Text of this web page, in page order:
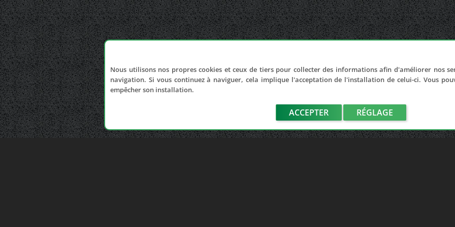
Nous utilisons nos propres cookies et ceux de tiers pour collecter des informations afin d'améliorer nos
navigation. Si vous continuez à naviguer, cela implique l'acceptation de l'installation de celui-ci. Vous
empêcher son installation.
ACCEPTER RÉGLAGE